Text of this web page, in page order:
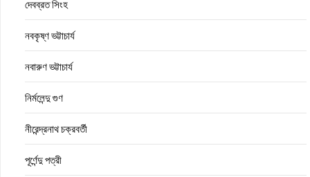
দেবব্রত সিংহ
নবকৃষ্ণ ভট্টাচার্য
নবারুণ ভট্টাচার্য
নির্মলেন্দু গুণ
নীরেন্দ্রনাথ চক্রবর্তী
পূর্ণেন্দু পত্রী